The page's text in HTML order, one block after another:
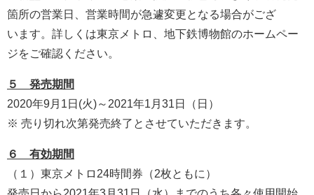
箇所の営業日、営業時間が急遽変更となる場合がござ
います。詳しくは東京メトロ、地下鉄博物館のホームペー
ジをご確認ください。
５ 発売期間
2020年9月1日(火)～2021年1月31日（日）
※ 売り切れ次第発売終了とさせていただきます。
６ 有効期間
（１）東京メトロ24時間券（2枚ともに）